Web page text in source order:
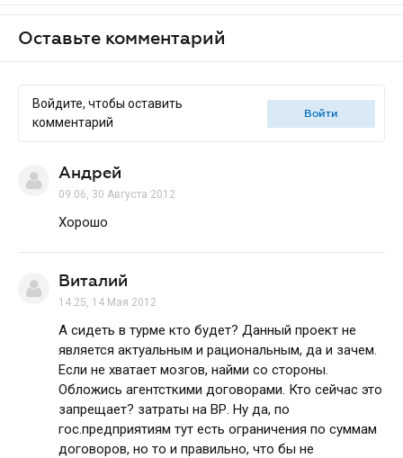
Оставьте комментарий
Войдите, чтобы оставить
комментарий
войти
Андрей
09.06, 30 Августа 2012
Хорошо
Виталий
14.25, 14 Мая 2012
А сидеть в турме кто будет? Данный проект не
является актуальным и рациональным, да и зачем.
Если не хватает мозгов, найми со стороны.
Обложись агентсткими договорами. Кто сейчас это
запрещает? затраты на ВР. Ну да, по
гос.предприятиям тут есть ограничения по суммам
договоров, но то и правильно, что бы не